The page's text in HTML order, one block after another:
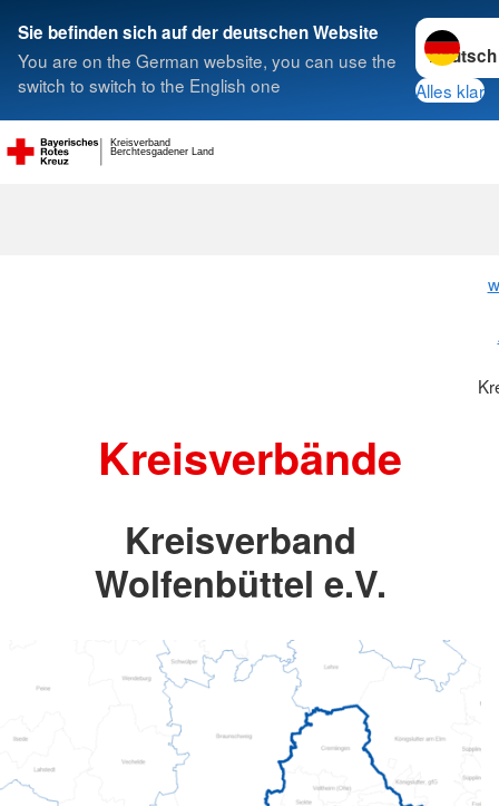
Sie befinden sich auf der deutschen Website
You are on the German website, you can use the
switch to switch to the English one
Sprache
Alles klar
Berchtesgadener Land
Kreisverband
Suche
Kreisverbände
Kreisverband
Wolfenbüttel e.V.